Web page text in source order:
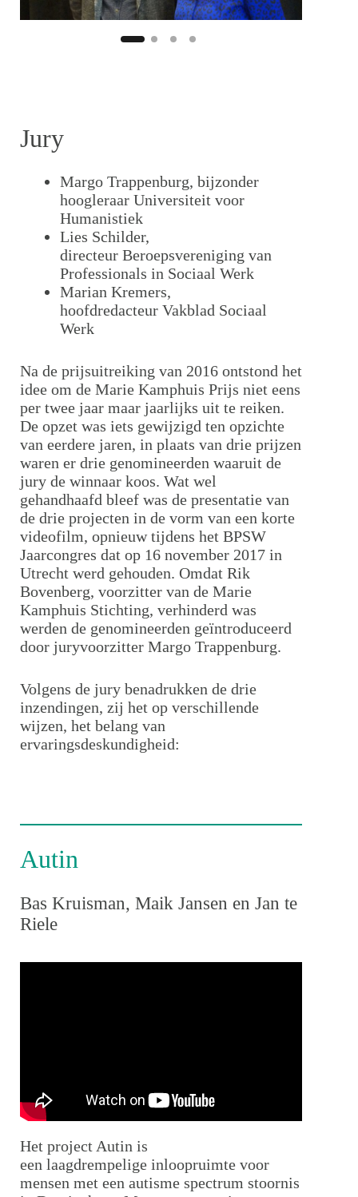
Jury
Margo Trappenburg, bijzonder
hoogleraar Universiteit voor
Humanistiek
Lies Schilder,
directeur Beroepsvereniging van
Professionals in Sociaal Werk
Marian Kremers,
hoofdredacteur Vakblad Sociaal
Werk
Na de prijsuitreiking van 2016 ontstond het
idee om de Marie Kamphuis Prijs niet eens
per twee jaar maar jaarlijks uit te reiken.
De opzet was iets gewijzigd ten opzichte
van eerdere jaren, in plaats van drie prijzen
waren er drie genomineerden waaruit de
jury de winnaar koos. Wat wel
gehandhaafd bleef was de presentatie van
de drie projecten in de vorm van een korte
videofilm, opnieuw tijdens het BPSW
Jaarcongres dat op 16 november 2017 in
Utrecht werd gehouden. Omdat Rik
Bovenberg, voorzitter van de Marie
Kamphuis Stichting, verhinderd was
werden de genomineerden geïntroduceerd
door juryvoorzitter Margo Trappenburg.
Volgens de jury benadrukken de drie
inzendingen, zij het op verschillende
wijzen, het belang van
ervaringsdeskundigheid:
Autin
Bas Kruisman, Maik Jansen en Jan te
Riele
Het project Autin is
een laagdrempelige inloopruimte voor
mensen met een autisme spectrum stoornis